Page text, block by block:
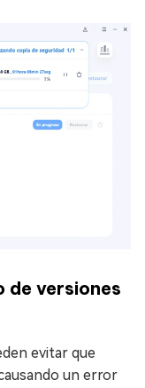
de versiones
evitar que
un error